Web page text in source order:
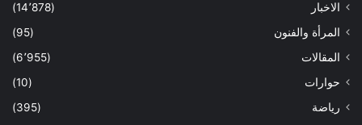
الاخبار
(14٬878)
المرأة والفنون
(95)
المقالات
(6٬955)
حوارات
(10)
رياضة
(395)